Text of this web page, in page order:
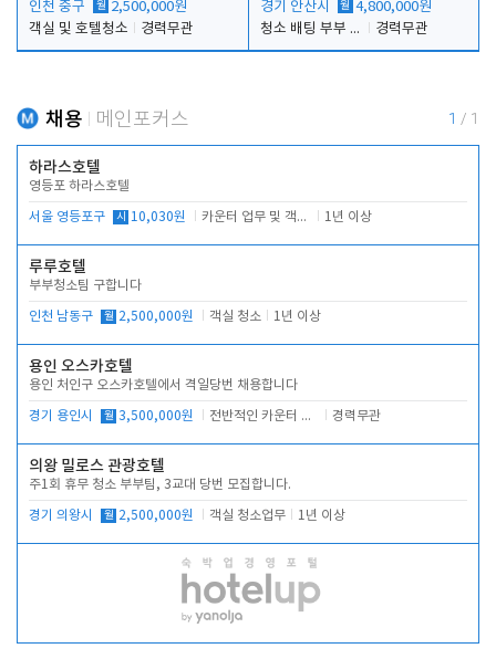
인천 중구 월 2,500,000원
객실 및 호텔청소
경력무관
경기 안산시 월 4,800,000원
청소 배팅 부부 구합니다
경력무관
채용 메인포커스 1 / 1
하라스호텔
영등포 하라스호텔
서울 영등포구 시 10,030원 카운터 업무 및 객실관리(청소상태 확인, 객실판매) 1년 이상
루루호텔
부부청소팀 구합니다
인천 남동구 월 2,500,000원 객실 청소 1년 이상
용인 오스카호텔
용인 처인구 오스카호텔에서 격일당번 채용합니다
경기 용인시 월 3,500,000원 전반적인 카운터 업무 경력무관
의왕 밀로스 관광호텔
주1회 휴무 청소 부부팀, 3교대 당번 모집합니다.
경기 의왕시 월 2,500,000원 객실 청소업무 1년 이상